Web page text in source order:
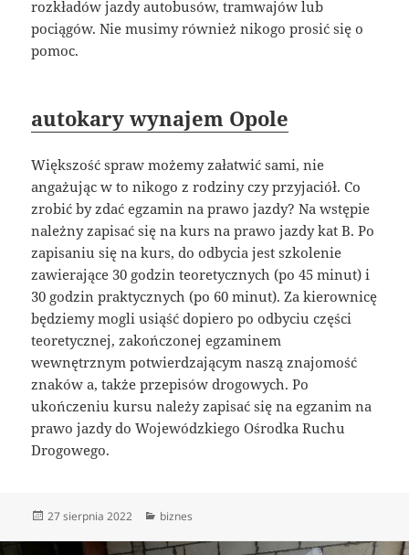
rozkładów jazdy autobusów, tramwajów lub
pociągów. Nie musimy również nikogo prosić się o
pomoc.
autokary wynajem Opole
Większość spraw możemy załatwić sami, nie
angażując w to nikogo z rodziny czy przyjaciół. Co
zrobić by zdać egzamin na prawo jazdy? Na wstępie
należny zapisać się na kurs na prawo jazdy kat B. Po
zapisaniu się na kurs, do odbycia jest szkolenie
zawierające 30 godzin teoretycznych (po 45 minut) i
30 godzin praktycznych (po 60 minut). Za kierownicę
będziemy mogli usiąść dopiero po odbyciu części
teoretycznej, zakończonej egzaminem
wewnętrznym potwierdzającym naszą znajomość
znaków a, także przepisów drogowych. Po
ukończeniu kursu należy zapisać się na egzanim na
prawo jazdy do Wojewódzkiego Ośrodka Ruchu
Drogowego.
Data
27 sierpnia 2022 Kategorie
biznes